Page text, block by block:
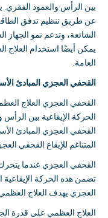
بين الرأس والعمود الفقري.
عن طريق تنظيم تدفق
الشائعة، وتدعم نمو الجهاز
يمكن أيضًا استخدام العلاج
العامة.
القحفي العجزي المبادئ
القحفي العجزي العلاج
الحركة الإيقاعية بين
القحفي العجزي المبادئ
المتناغم للإيقاع القحفي
القحفي العجزي عندما
تضمن هذه الحركة الإيقاعية
العجزي يهدف العلاج
العلاج العظمي على قدرة